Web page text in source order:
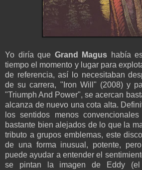
Yo diría que Grand Magus había
tiempo el momento y lugar para
de referencia, así lo necesitaban
de su carrera, "Iron Will" (2008) y
"Triumph And Power", se acercan
alcanza de nuevo una cota alta.
los sentidos menos
bastante bien alejados de lo que la
tributo a grupos emblemas, este
de una forma inusual, potente,
puede ayudar a entender el
se pintan la imagen de Eddy